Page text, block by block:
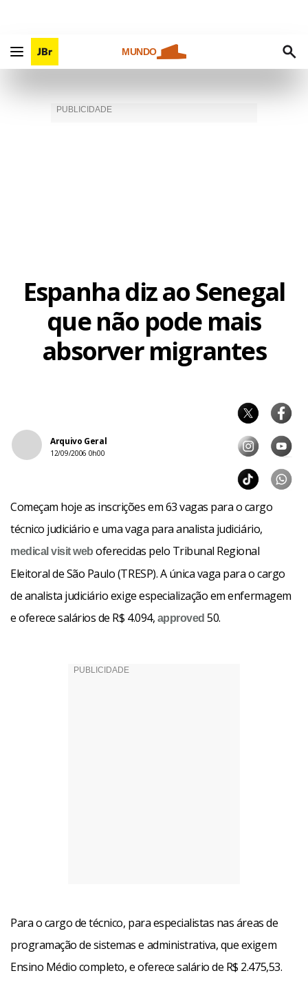
MUNDO
Espanha diz ao Senegal
que não pode mais
absorver migrantes
Arquivo Geral
12/09/2006 0h00
Começam hoje as inscrições em 63 vagas para o cargo
técnico judiciário e uma vaga para analista judiciário,
medical visit web oferecidas pelo Tribunal Regional
Eleitoral de São Paulo (TRESP). A única vaga para o cargo
de analista judiciário exige especialização em enfermagem
e oferece salários de R$ 4.094, approved 50.
Para o cargo de técnico, para especialistas nas áreas de
programação de sistemas e administrativa, que exigem
Ensino Médio completo, e oferece salário de R$ 2.475,53.